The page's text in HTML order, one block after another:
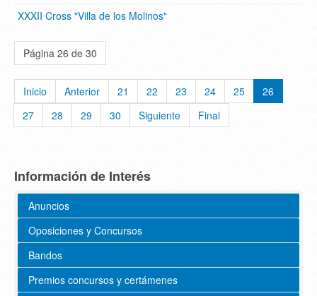
XXXII Cross "Villa de los Molinos"
Página 26 de 30
Inicio Anterior 21 22 23 24 25
26
27
28 29 30 Siguiente Final
Información de Interés
Anuncios
Oposiciones y Concursos
Bandos
Premios concursos y certámenes